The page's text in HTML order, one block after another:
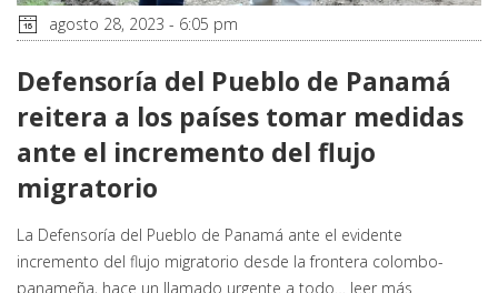
agosto 28, 2023 - 6:05 pm
Defensoría del Pueblo de Panamá
reitera a los países tomar medidas
ante el incremento del flujo
migratorio
La Defensoría del Pueblo de Panamá ante el evidente
incremento del flujo migratorio desde la frontera colombo-
panameña, hace un llamado urgente a todo… leer más